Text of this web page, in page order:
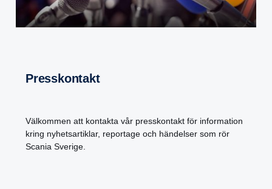
Press­kon­takt
Välkommen att kontakta vår presskontakt för information
kring nyhetsartiklar, reportage och händelser som rör
Scania Sverige.